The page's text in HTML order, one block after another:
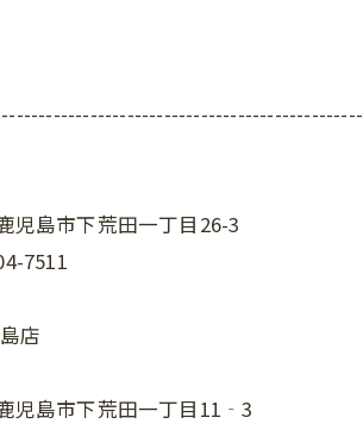
児島市下荒田一丁目26-3
7511
店
児島市下荒田一丁目11‐3